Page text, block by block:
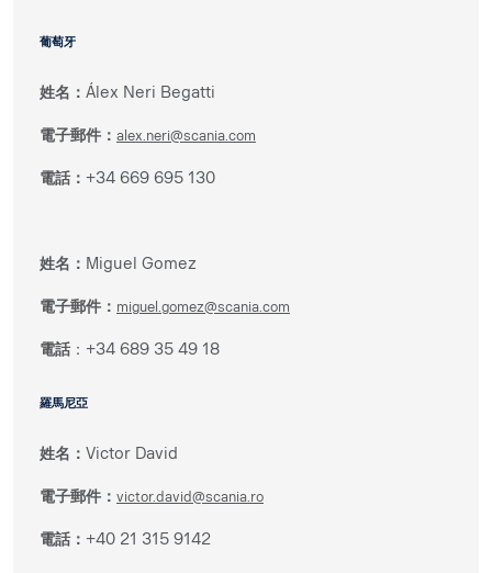
葡萄牙
姓名： Álex Neri Begatti
電子郵件： alex.neri@scania.com
電話： +34 669 695 130
姓名： Miguel Gomez
電子郵件： miguel.gomez@scania.com
電話 ：+34 689 35 49 18
羅馬尼亞
姓名： Victor David
電子郵件： victor.david@scania.ro
電話： +40 21 315 9142